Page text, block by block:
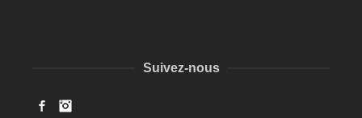
Suivez-nous
Facebook